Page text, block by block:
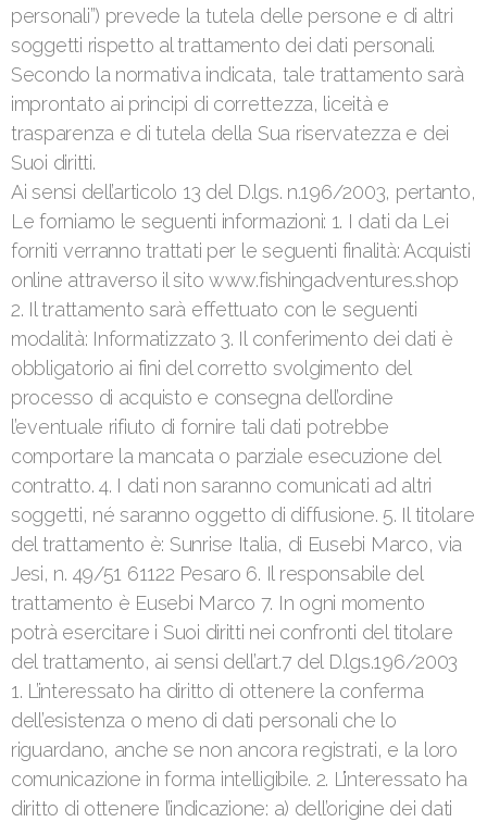
personali”) prevede la tutela delle persone e di altri
soggetti rispetto al trattamento dei dati personali.
Secondo la normativa indicata, tale trattamento sarà
improntato ai principi di correttezza, liceità e
trasparenza e di tutela della Sua riservatezza e dei
Suoi diritti.
Ai sensi dell’articolo 13 del D.lgs. n.196/2003, pertanto,
Le forniamo le seguenti informazioni: 1. I dati da Lei
forniti verranno trattati per le seguenti finalità: Acquisti
online attraverso il sito www.fishingadventures.shop
2. Il trattamento sarà effettuato con le seguenti
modalità: Informatizzato 3. Il conferimento dei dati è
obbligatorio ai fini del corretto svolgimento del
processo di acquisto e consegna dell’ordine
l’eventuale rifiuto di fornire tali dati potrebbe
comportare la mancata o parziale esecuzione del
contratto. 4. I dati non saranno comunicati ad altri
soggetti, né saranno oggetto di diffusione. 5. Il titolare
del trattamento è: Sunrise Italia, di Eusebi Marco, via
Jesi, n. 49/51 61122 Pesaro 6. Il responsabile del
trattamento è Eusebi Marco 7. In ogni momento
potrà esercitare i Suoi diritti nei confronti del titolare
del trattamento, ai sensi dell’art.7 del D.lgs.196/2003
1. L’interessato ha diritto di ottenere la conferma
dell’esistenza o meno di dati personali che lo
riguardano, anche se non ancora registrati, e la loro
comunicazione in forma intelligibile. 2. L’interessato ha
diritto di ottenere l’indicazione: a) dell’origine dei dati